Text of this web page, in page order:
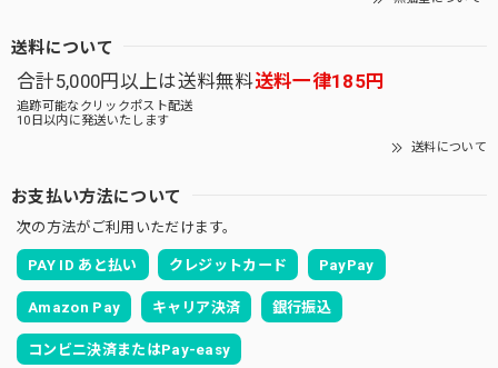
送料について
合計5,000円以上は送料無料送料一律185円
追跡可能なクリックポスト配送
10日以内に発送いたします
送料について
お支払い方法について
次の方法がご利用いただけます。
PAY ID あと払い クレジットカード PayPay
Amazon Pay キャリア決済 銀行振込
コンビニ決済またはPay-easy